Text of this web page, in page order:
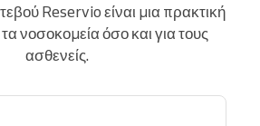
Reservio είναι μια πρακτική
νοσοκομεία όσο και για τους
ασθενείς.